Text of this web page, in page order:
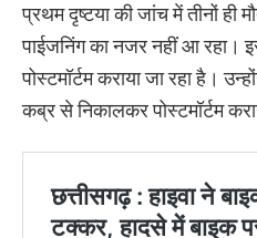
प्रथम दृष्टया की जांच में तीनों ही
पाईजनिंग का नजर नहीं आ रहा।
पोस्टमॉर्टम कराया जा रहा है।
कब्र से निकालकर पोस्टमॉर्टम